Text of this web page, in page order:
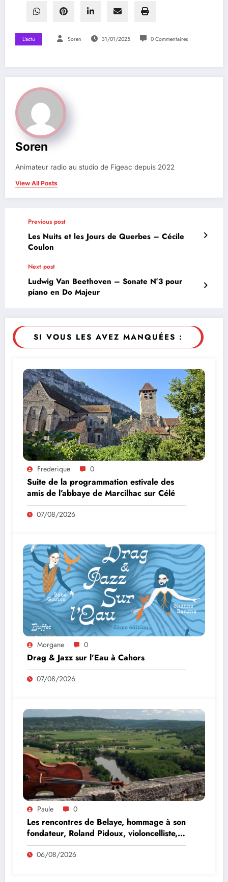
L'actu Soren 31/01/2025 0 Commentaires
Soren
Animateur radio au studio de Figeac depuis 2022
View All Posts
Previous post
Les Nuits et les Jours de Querbes – Cécile
Coulon
Next post
Ludwig Van Beethoven – Sonate N°3 pour
piano en Do Majeur
SI VOUS LES AVEZ MANQUÉES :
Frederique 0
Suite de la programmation estivale des
amis de l’abbaye de Marcilhac sur Célé
07/08/2026
Morgane 0
Drag & Jazz sur l’Eau à Cahors
07/08/2026
Paule 0
Les rencontres de Belaye, hommage à son
fondateur, Roland Pidoux, violoncelliste,
le vendredi 07 août 2026
06/08/2026